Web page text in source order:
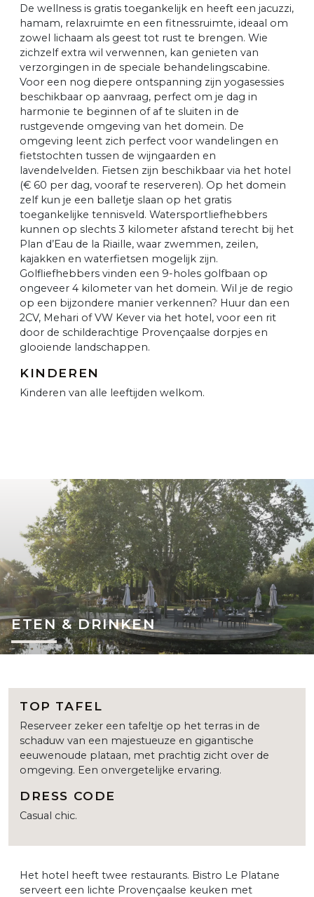
De wellness is gratis toegankelijk en heeft een jacuzzi,
hamam, relaxruimte en een fitnessruimte, ideaal om
zowel lichaam als geest tot rust te brengen. Wie
zichzelf extra wil verwennen, kan genieten van
verzorgingen in de speciale behandelingscabine.
Voor een nog diepere ontspanning zijn yogasessies
beschikbaar op aanvraag, perfect om je dag in
harmonie te beginnen of af te sluiten in de
rustgevende omgeving van het domein. De
omgeving leent zich perfect voor wandelingen en
fietstochten tussen de wijngaarden en
lavendelvelden. Fietsen zijn beschikbaar via het hotel
(€ 60 per dag, vooraf te reserveren). Op het domein
zelf kun je een balletje slaan op het gratis
toegankelijke tennisveld. Watersportliefhebbers
kunnen op slechts 3 kilometer afstand terecht bij het
Plan d’Eau de la Riaille, waar zwemmen, zeilen,
kajakken en waterfietsen mogelijk zijn.
Golfliefhebbers vinden een 9-holes golfbaan op
ongeveer 4 kilometer van het domein. Wil je de regio
op een bijzondere manier verkennen? Huur dan een
2CV, Mehari of VW Kever via het hotel, voor een rit
door de schilderachtige Provençaalse dorpjes en
glooiende landschappen.
KINDEREN
Kinderen van alle leeftijden welkom.
ETEN & DRINKEN
TOP TAFEL
Reserveer zeker een tafeltje op het terras in de
schaduw van een majestueuze en gigantische
eeuwenoude plataan, met prachtig zicht over de
omgeving. Een onvergetelijke ervaring.
DRESS CODE
Casual chic.
Het hotel heeft twee restaurants. Bistro Le Platane
serveert een lichte Provençaalse keuken met